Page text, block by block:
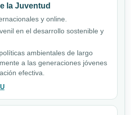
la Juventud
y online.
en el desarrollo sostenible y
ambientales de largo
a las generaciones jóvenes
efectiva.